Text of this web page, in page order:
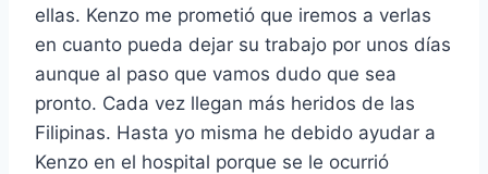
ellas. Kenzo me prometió que iremos a verlas
en cuanto pueda dejar su trabajo por unos días
aunque al paso que vamos dudo que sea
pronto. Cada vez llegan más heridos de las
Filipinas. Hasta yo misma he debido ayudar a
Kenzo en el hospital porque se le ocurrió